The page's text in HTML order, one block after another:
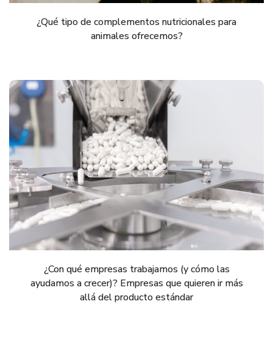
¿Qué tipo de complementos nutricionales para
animales ofrecemos?
¿Con qué empresas trabajamos (y cómo las
ayudamos a crecer)? Empresas que quieren ir más
allá del producto estándar